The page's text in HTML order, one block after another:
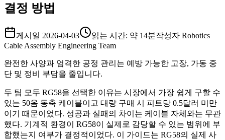
결정 방법
게시일 2026-04-03 읽는 시간: 약 14분작성자 Robotics
Cable Assembly Engineering Team
완전한 사양과 엄격한 공정 관리는 예방 가능한 고장, 가동 중
단 및 정비 부담을 줄입니다.
두 팀 모두 RG58을 선택한 이유는 시장에서 가장 쉽게 구할 수
있는 50옴 동축 케이블이고 대량 구매 시 피트당 0.5달러 미만
이기 때문이었다. 성공과 실패의 차이는 케이블 자체와는 무관
했다. 기계적 환경이 RG58이 실제로 감당할 수 있는 범위에 부
합했는지 여부가 결정적이었다. 이 가이드는 RG58의 실제 사